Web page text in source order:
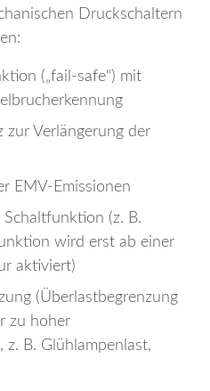
Druckschaltern
(„fail-safe“) mit
zur Verlängerung der
EMV-Emissionen
Schaltfunktion (z. B.
wird erst ab einer
aktiviert)
(Überlastbegrenzung
zu hoher
z. B. Glühlampenlast,